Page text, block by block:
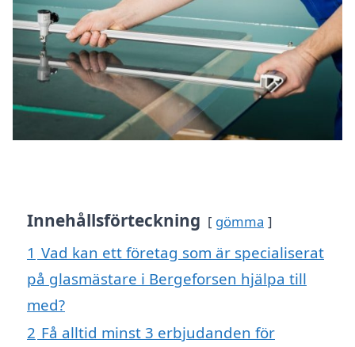
Innehållsförteckning gömma
1 Vad kan ett företag som är specialiserat
på glasmästare i Bergeforsen hjälpa till
med?
2 Få alltid minst 3 erbjudanden för